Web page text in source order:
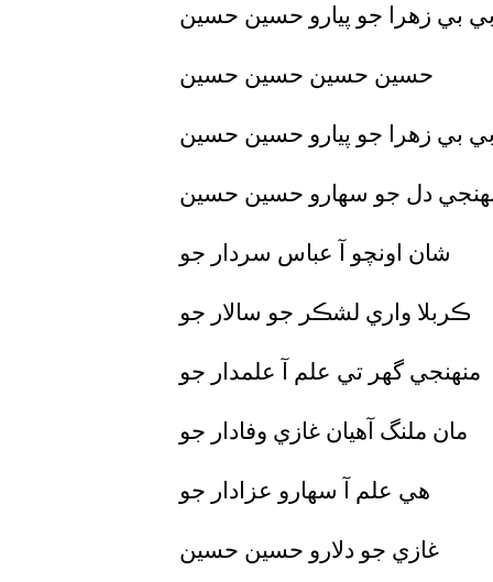
بي بي زهرا جو پيارو حسين حسين
حسين حسين حسين حسين
بي بي زهرا جو پيارو حسين حسين
دل جو سهارو حسين حسين
شان اونچو آ عباس سردار جو
ڪربلا واري لشڪر جو سالار جو
منهنجي گھر تي علم آ علمدار جو
مان ملنگ آهيان غازي وفادار جو
هي علم آ سهارو عزادار جو
غازي جو دلارو حسين حسين